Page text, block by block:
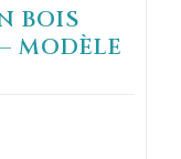
BOIS
MODÈLE